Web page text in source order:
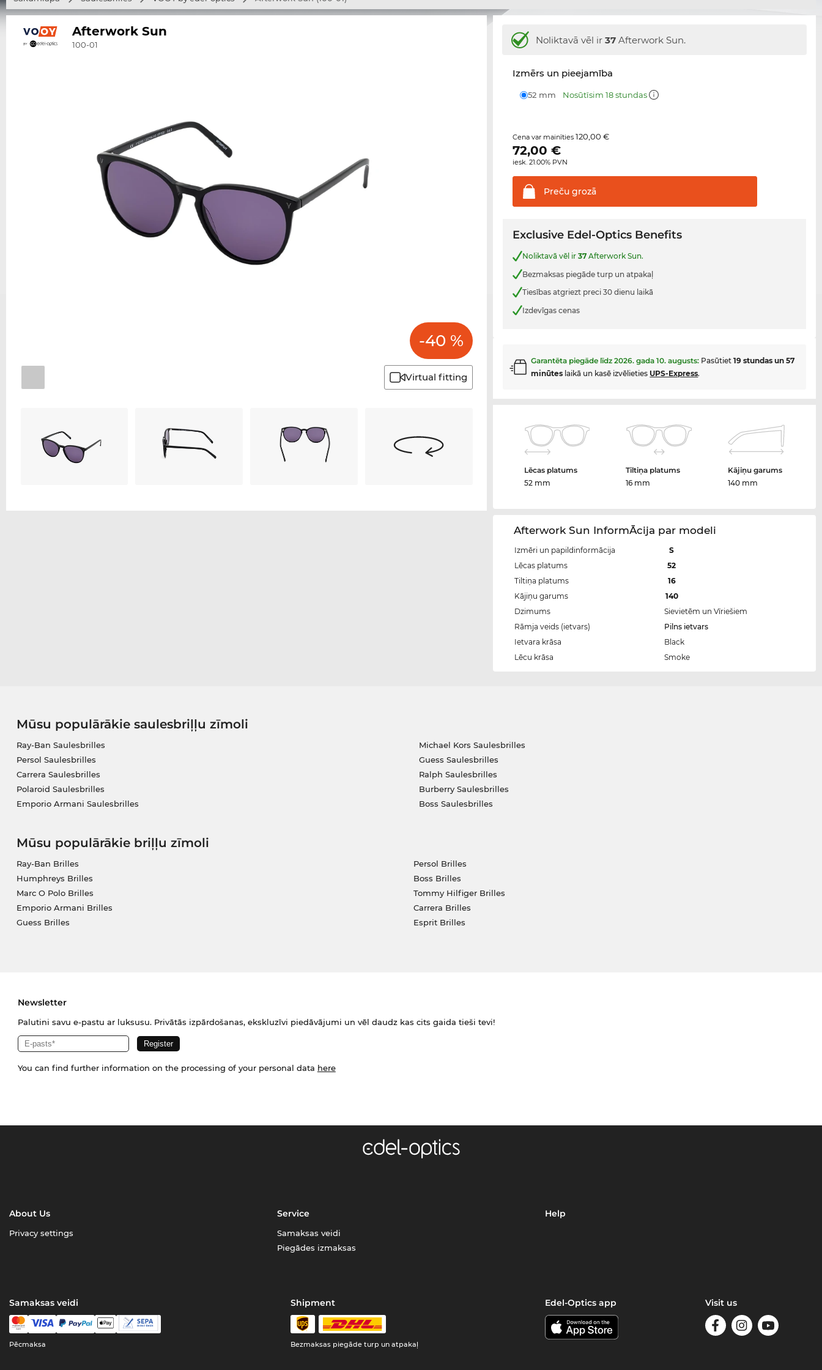
Afterwork Sun
100-01
-40 %
Virtual fitting
Noliktavā vēl ir37 Afterwork Sun.
Izmērs un pieejamība
52 mm Nosūtīsim 18 stundas
Cena var mainīties120,00 €
72,00 €
iesk. 21.00% PVN
Preču grozā
Exclusive Edel-Optics Benefits
Noliktavā vēl ir37 Afterwork Sun.
Bezmaksas piegāde turp un atpakaļ
Tiesības atgriezt preci 30 dienu laikā
Izdevīgas cenas
Garantēta piegāde līdz2026. gada 10. augusts: Pasūtiet19 stundas un 57
minūtes laikā un kasē izvēlieties UPS-Express.
Lēcas platums
52 mm
Tiltiņa platums
16 mm
Kājiņu garums
140 mm
Afterwork Sun InformĀcija par modeli
Izmēri un papildinformācija
S
Lēcas platums
52
Tiltiņa platums
16
Kājiņu garums
140
Dzimums
Sievietēm un Vīriešiem
Rāmja veids (ietvars)
Pilns ietvars
Ietvara krāsa
Black
Lēcu krāsa
Smoke
Mūsu populārākie saulesbriļļu zīmoli
Ray-Ban Saulesbrilles
Persol Saulesbrilles
Carrera Saulesbrilles
Polaroid Saulesbrilles
Emporio Armani Saulesbrilles
Michael Kors Saulesbrilles
Guess Saulesbrilles
Ralph Saulesbrilles
Burberry Saulesbrilles
Boss Saulesbrilles
Mūsu populārākie briļļu zīmoli
Ray-Ban Brilles
Humphreys Brilles
Marc O Polo Brilles
Emporio Armani Brilles
Guess Brilles
Persol Brilles
Boss Brilles
Tommy Hilfiger Brilles
Carrera Brilles
Esprit Brilles
Newsletter
Palutini savu e-pastu ar luksusu. Privātās izpārdošanas, ekskluzīvi piedāvājumi un vēl daudz kas cits gaida tieši tevi!
You can find further information on the processing of your personal data here
About Us
Privacy settings
Service
Samaksas veidi
Piegādes izmaksas
Help
Samaksas veidi
Pēcmaksa
Shipment
Bezmaksas piegāde turp un atpakaļ
Edel-Optics app Visit us